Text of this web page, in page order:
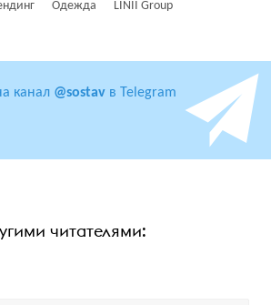
Одежда LINII Group
канал @sostav в Telegram
читателями: